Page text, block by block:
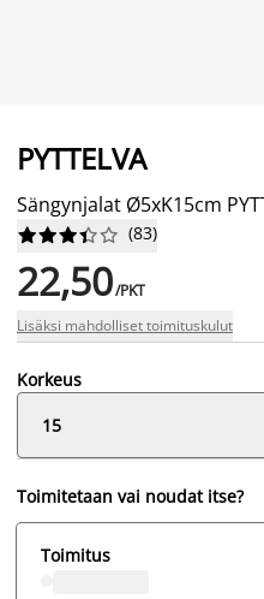
PYTTELVA
Sängynjalat Ø5xK15cm





 (83)
22,50/PKT
Lisäksi mahdolliset toimituskulut
Korkeus
15
Toimitetaan vai noudat itse?
Toimitus